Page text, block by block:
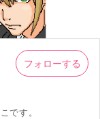
です。
フォローする